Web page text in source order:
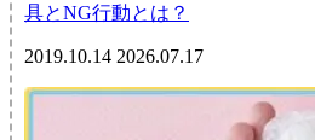
具とNG行動とは？
2019.10.14 2026.07.17